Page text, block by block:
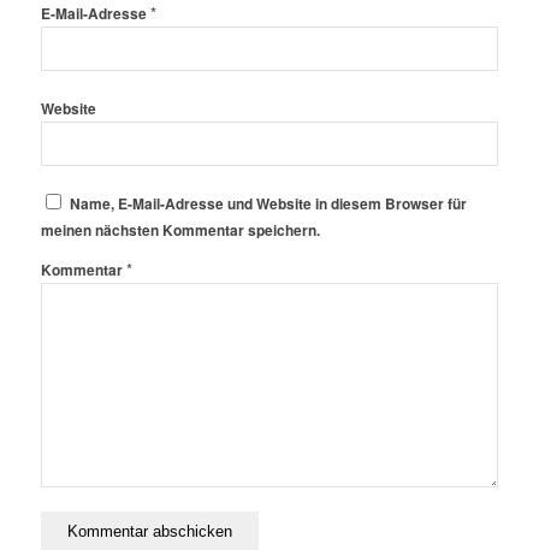
E-Mail-Adresse*
Website
Name, E-Mail-Adresse und Website in diesem Browser für
meinen nächsten Kommentar speichern.
Kommentar*